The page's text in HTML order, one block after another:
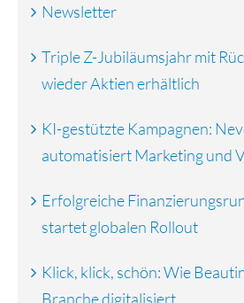
Newsletter
Triple Z-Jubiläumsjahr mit
wieder Aktien erhältlich
KI-gestützte Kampagnen:
automatisiert Marketing und
Erfolgreiche
startet globalen Rollout
Klick, klick, schön: Wie
Branche digitalisiert